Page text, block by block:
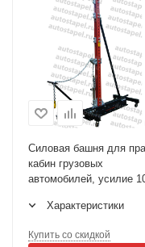
Силовая башня для
кабин грузовых
автомобилей, усилие
Характеристики
Купить со скидкой